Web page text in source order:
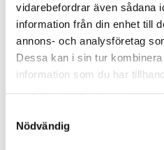
vidarebefordrar även sådana
information från din enhet till
annons- och analysföretag
Dessa kan i sin tur
information som du har
Nödvändig
Lagerstatus